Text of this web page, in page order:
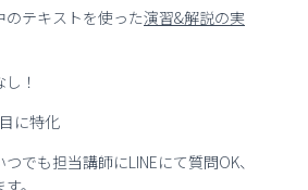
テキストを使った演習&解説の実
！
に特化
でも担当講師にLINEにて質問OK、
。